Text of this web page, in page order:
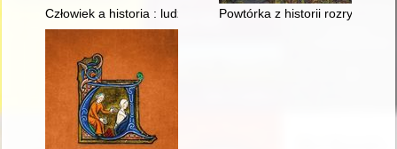
Człowiek a historia : ludzie i wydarzenia : praca zbiorowa. T. 11
Powtórka z historii rozrywki :